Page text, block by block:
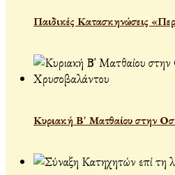
Παιδικές Κατασκηνώσεις
Κυριακή Β' Ματθαίου στην